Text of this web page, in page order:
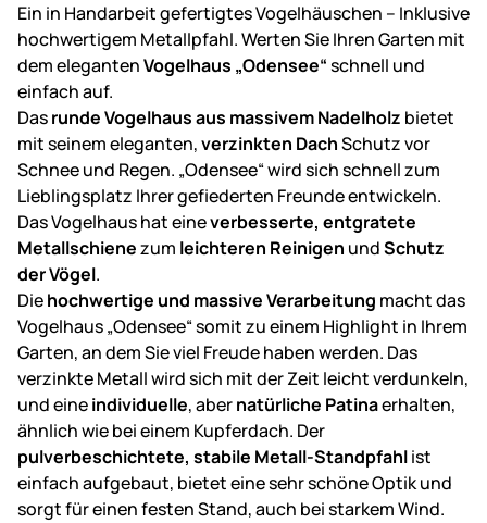
Ein in Handarbeit gefertigtes Vogelhäuschen – Inklusive
hochwertigem Metallpfahl. Werten Sie Ihren Garten mit
dem elegantenVogelhaus „Odensee“schnell und
einfach auf.
Dasrunde Vogelhaus aus massivem Nadelholz bietet
mit seinem eleganten,verzinkten DachSchutz vor
Schnee und Regen. „Odensee“ wird sich schnell zum
Lieblingsplatz Ihrer gefiederten Freunde entwickeln.
Das Vogelhaus hat eineverbesserte, entgratete
Metallschienezum leichteren Reinigen undSchutz
der Vögel.
Diehochwertige und massive Verarbeitung macht das
Vogelhaus „Odensee“ somit zu einem Highlight in Ihrem
Garten, an dem Sie viel Freude haben werden. Das
verzinkte Metall wird sich mit der Zeit leicht verdunkeln,
und eineindividuelle, abernatürliche Patinaerhalten,
ähnlich wie bei einem Kupferdach. Der
pulverbeschichtete, stabile Metall-Standpfahlist
einfach aufgebaut, bietet eine sehr schöne Optik und
sorgt für einen festen Stand, auch bei starkem Wind.